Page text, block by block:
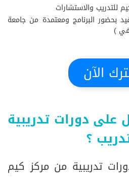
للتدريب والاستشارات
بحضور البرنامج ومعتمدة من جامعة
)
الآن
على دورات تدريبية
؟
تدريبية من مركز كيم